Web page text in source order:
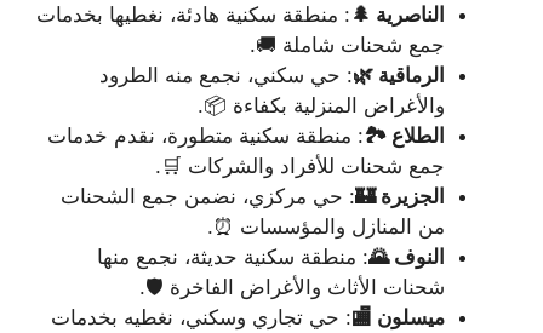
الناصرية 🌲 : منطقة سكنية هادئة، نغطيها بخدمات
جمع شحنات شاملة 🚚.
الرماقية 🌿: حي سكني، نجمع منه الطرود
والأغراض المنزلية بكفاءة 📦.
الطلاع 🏞️: منطقة سكنية متطورة، نقدم خدمات
جمع شحنات للأفراد والشركات 🛒.
الجزيرة 🏰: حي مركزي، نضمن جمع الشحنات
من المنازل والمؤسسات ⏰.
النوف 🌄: منطقة سكنية حديثة، نجمع منها
شحنات الأثاث والأغراض الفاخرة 🛡️.
ميسلون 🏬: حي تجاري وسكني، نغطيه بخدمات